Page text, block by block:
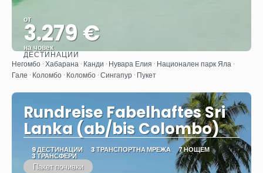
от
3.279 €
на човек
Вижте
ДЕСТИНАЦИИ
Негомбо · Хабарана · Канди · Нувара Елия · Национален парк Яла ·
Гале · Коломбо · Коломбо · Сингапур · Пукет
Rundreise Fabelhaftes Sri
Lanka (ab/bis Colombo)
9 ДЕСТИНАЦИИ 3 ТРАНСПОРТНА МРЕЖА 7 НОЩЕМ
3 ТРАНСФЕРИ
Пакет почивки